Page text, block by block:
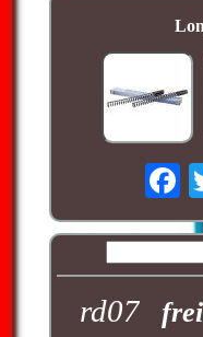
rd07